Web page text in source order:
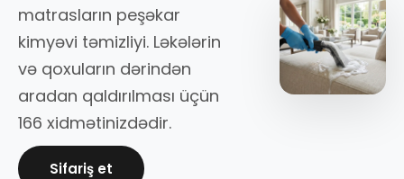
matrasların peşəkar
kimyəvi təmizliyi. Ləkələrin
və qoxuların dərindən
aradan qaldırılması üçün
166 xidmətinizdədir.
Sifariş et